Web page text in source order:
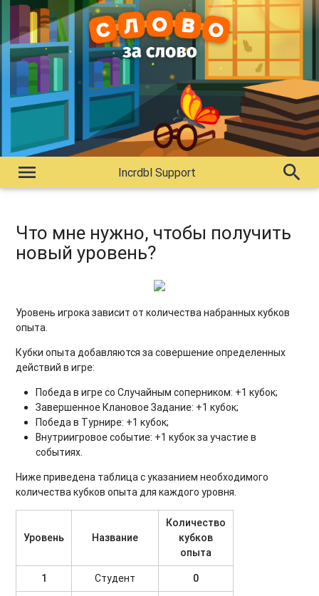
menu Incrdbl Support search
Что мне нужно, чтобы получить
новый уровень?
Уровень игрока зависит от количества набранных кубков
опыта.
Кубки опыта добавляются за совершение определенных
действий в игре:
Победа в игре со Случайным соперником: +1 кубок;
Завершенное Клановое Задание: +1 кубок;
Победа в Турнире: +1 кубок;
Внутриигровое событие: +1 кубок за участие в
событиях.
Ниже приведена таблица с указанием необходимого
количества кубков опыта для каждого уровня.
Уровень Название
Количество
кубков
опыта
1
Студент 0